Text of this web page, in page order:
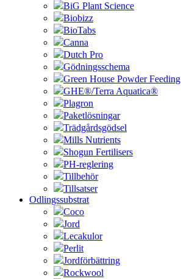
BiG Plant Science
Biobizz
BioTabs
Canna
Dutch Pro
Gödningsschema
Green House Powder Feeding
GHE®/Terra Aquatica®
Plagron
Paketlösningar
Trädgårdsgödsel
Mills Nutrients
Shogun Fertilisers
PH-reglering
Tillbehör
Tillsatser
Odlingssubstrat
Coco
Jord
Lecakulor
Perlit
Jordförbättring
Rockwool